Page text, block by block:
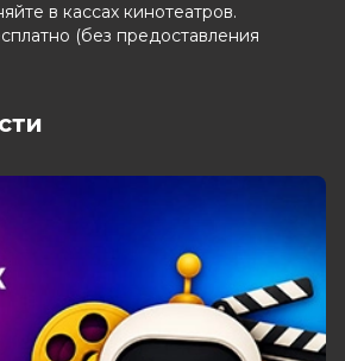
в кассах кинотеатров.
(без предоставления